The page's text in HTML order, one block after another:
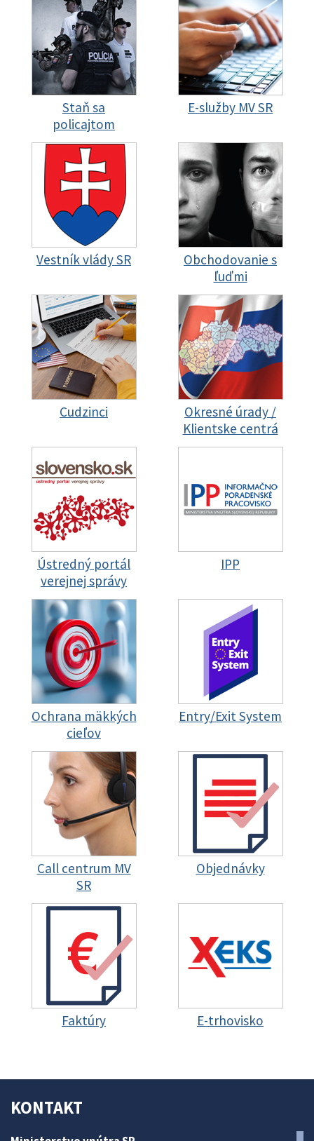
Staň sa
policajtom
E-služby MV SR
Vestník vlády SR
Obchodovanie s
ľuďmi
Cudzinci
Okresné úrady /
Klientske centrá
Ústredný portál
verejnej správy
IPP
Ochrana mäkkých
cieľov
Entry/Exit System
Call centrum MV
SR
Objednávky
Faktúry E-trhovisko
KONTAKT